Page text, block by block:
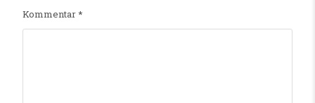
Kommentar*